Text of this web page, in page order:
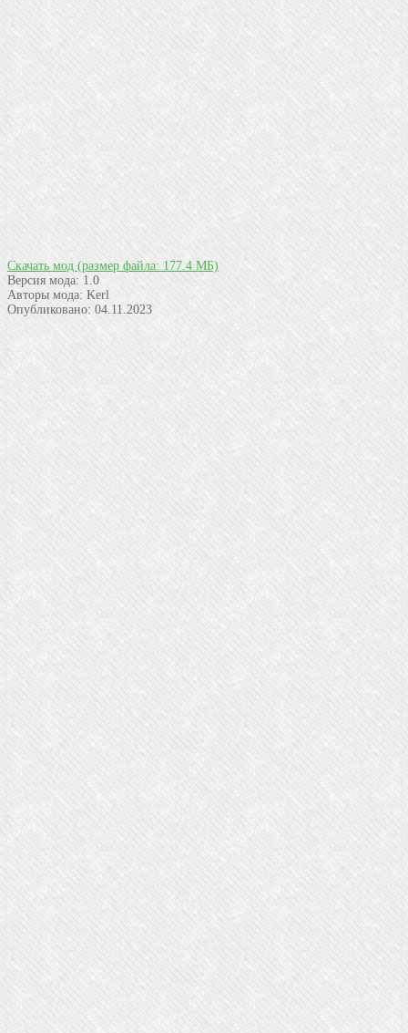
Скачать мод(размер файла: 177.4 МБ)
Версия мода: 1.0
Авторы мода: Kerl
Опубликовано: 04.11.2023